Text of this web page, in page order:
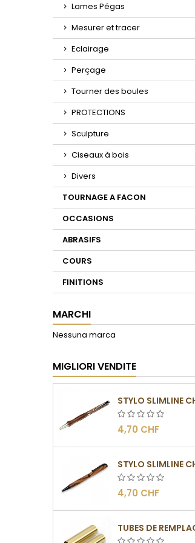
Lames Pégas
Mesurer et tracer
Eclairage
Perçage
Tourner des boules
PROTECTIONS
Sculpture
Ciseaux à bois
Divers
TOURNAGE A FACON
OCCASIONS
ABRASIFS
COURS
FINITIONS
MARCHI
Nessuna marca
MIGLIORI VENDITE
4,70 CHF
4,70 CHF